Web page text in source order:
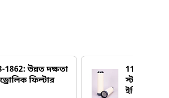
1862: উন্নত দক্ষতা
ফিল্টার
110-6331:
স্ট‍্যান্ডর্ড
ইঞ্জিন এয়ার